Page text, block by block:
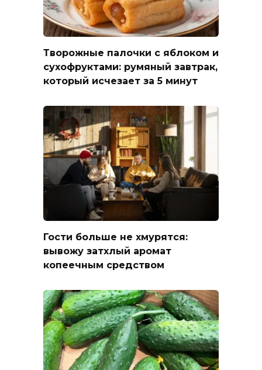
Творожные палочки с яблоком и
сухофруктами: румяный завтрак,
который исчезает за 5 минут
Гости больше не хмурятся:
вывожу затхлый аромат
копеечным средством